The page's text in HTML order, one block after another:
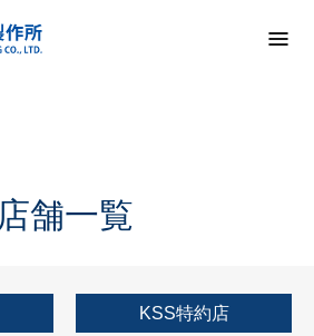
店舗一覧
KSS特約店